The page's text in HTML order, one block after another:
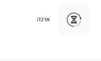
ארכה